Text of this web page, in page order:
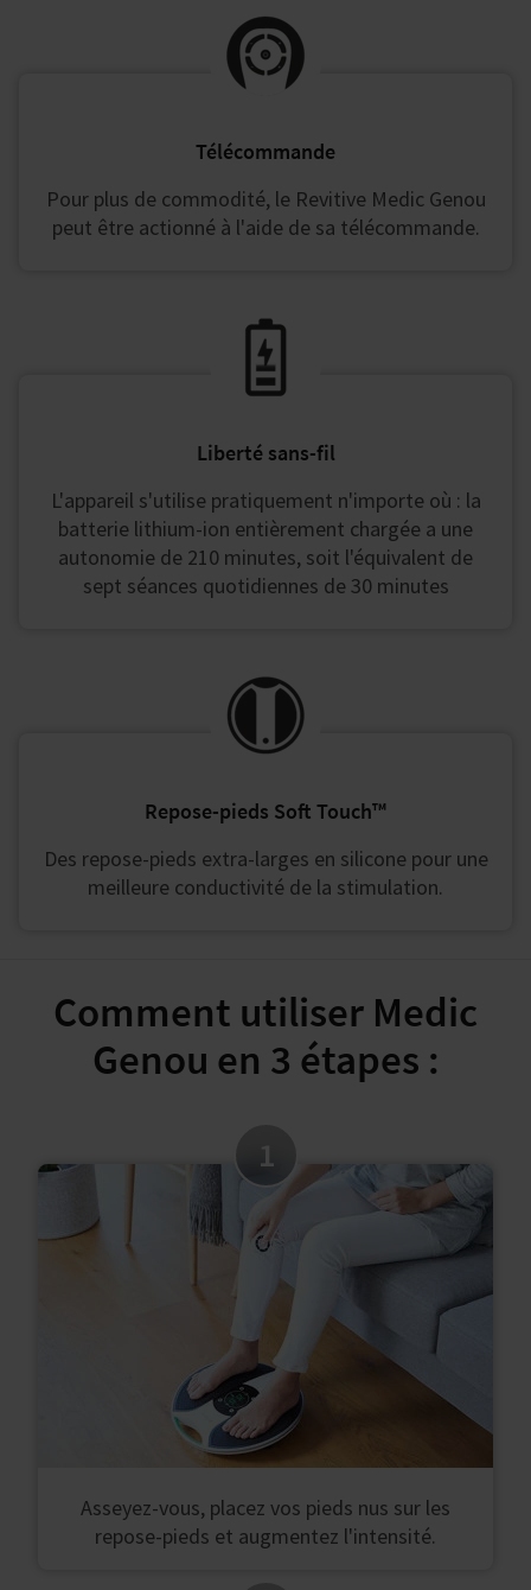
Télécommande
Pour plus de commodité, le Revitive Medic Genou
peut être actionné à l'aide de sa télécommande.
Liberté sans-fil
L'appareil s'utilise pratiquement n'importe où : la
batterie lithium-ion entièrement chargée a une
autonomie de 210 minutes, soit l'équivalent de
sept séances quotidiennes de 30 minutes
Repose-pieds Soft Touch™
Des repose-pieds extra-larges en silicone pour une
meilleure conductivité de la stimulation.
Comment utiliser Medic
Genou en 3 étapes :
1
Asseyez-vous, placez vos pieds nus sur les
repose-pieds et augmentez l'intensité.